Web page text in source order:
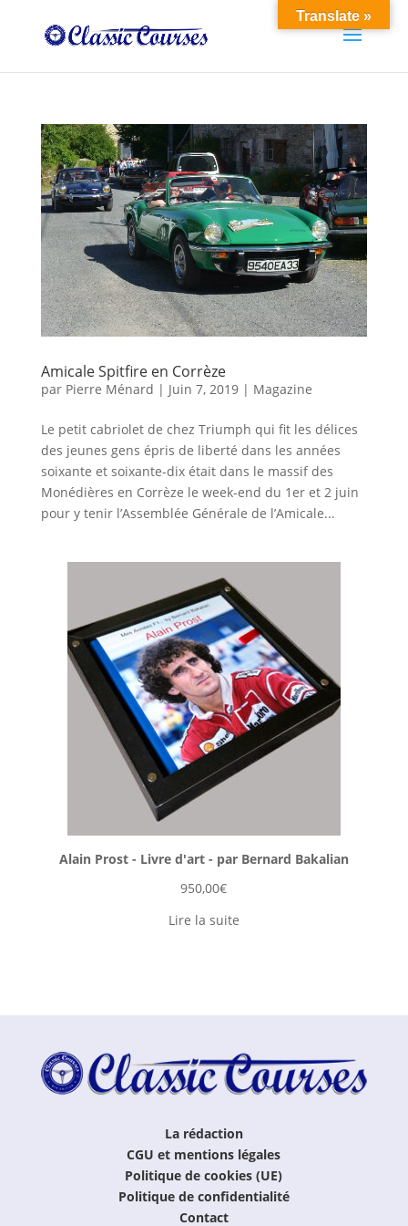
Amicale Spitfire en Corrèze
par Pierre Ménard | Juin 7, 2019| Magazine
Le petit cabriolet de chez Triumph qui fit les délices
des jeunes gens épris de liberté dans les années
soixante et soixante-dix était dans le massif des
Monédières en Corrèze le week-end du 1er et 2 juin
pour y tenir l’Assemblée Générale de l’Amicale...
Alain Prost - Livre d'art - par Bernard Bakalian
950,00€
Lire la suite
La rédaction
CGU et mentions légales
Politique de cookies (UE)
Politique de confidentialité
Contact
Translate »